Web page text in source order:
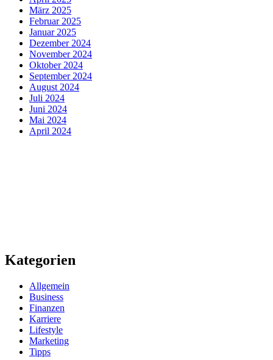
März 2025
Februar 2025
Januar 2025
Dezember 2024
November 2024
Oktober 2024
September 2024
August 2024
Juli 2024
Juni 2024
Mai 2024
April 2024
Kategorien
Allgemein
Business
Finanzen
Karriere
Lifestyle
Marketing
Tipps